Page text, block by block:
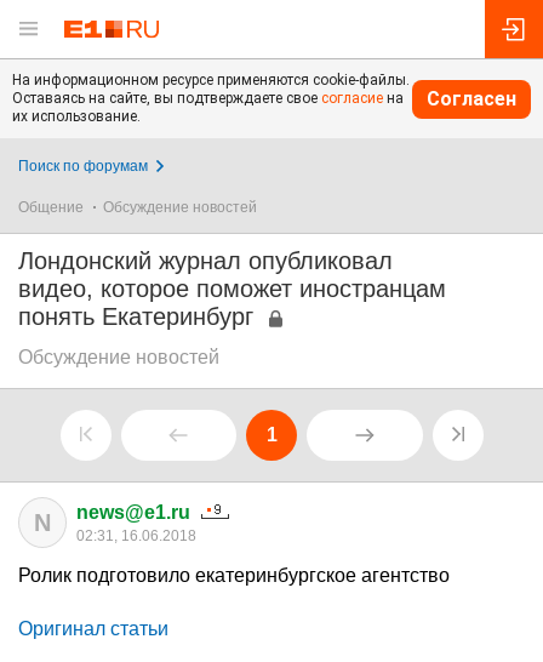
На информационном ресурсе применяются cookie-файлы.
Оставаясь на сайте, вы подтверждаете свое согласие на
их использование.
Согласен
Поиск по форумам
Общение Обсуждение новостей
Лондонский журнал опубликовал
видео, которое поможет иностранцам
понять Екатеринбург
Обсуждение новостей
1
N news@e1.ru
02:31, 16.06.2018
Ролик подготовило екатеринбургское агентство
Оригинал статьи